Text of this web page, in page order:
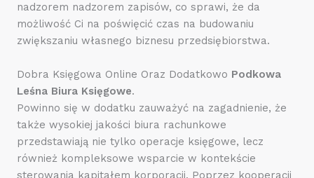
nadzorem nadzorem zapisów, co sprawi, że da
możliwość Ci na poświęcić czas na budowaniu
zwiększaniu własnego biznesu przedsiębiorstwa.
Dobra Księgowa Online Oraz Dodatkowo Podkowa
Leśna Biura Księgowe.
Powinno się w dodatku zauważyć na zagadnienie, że
także wysokiej jakości biura rachunkowe
przedstawiają nie tylko operacje księgowe, lecz
również kompleksowe wsparcie w kontekście
sterowania kapitałem korporacji. Poprzez kooperacji